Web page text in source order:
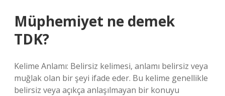
Müphemiyet ne demek
TDK?
Kelime Anlamı: Belirsiz kelimesi, anlamı belirsiz veya
muğlak olan bir şeyi ifade eder. Bu kelime genellikle
belirsiz veya açıkça anlaşılmayan bir konuyu